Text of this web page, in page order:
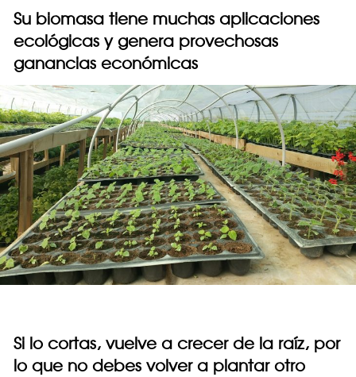
Su biomasa tiene muchas aplicaciones
ecológicas y genera provechosas
ganancias económicas
Si lo cortas, vuelve a crecer de la raíz, por
lo que no debes volver a plantar otro